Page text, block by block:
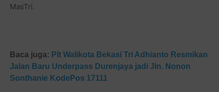
MasTri.
Baca juga: Plt Walikota Bekasi Tri Adhianto Resmikan
Jalan Baru Underpass Durenjaya jadi Jln. Nonon
Sonthanie KodePos 17111